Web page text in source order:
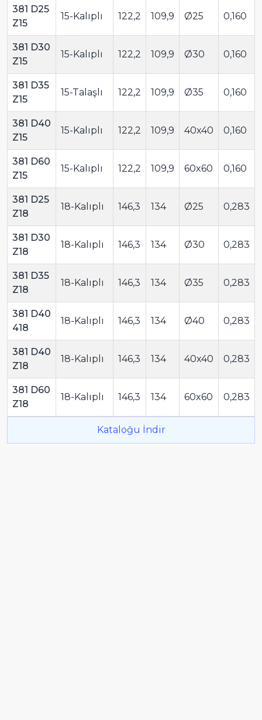
381 D25
Z15
15-Kalıplı 122,2 109,9 Ø25 0,160
381 D30
Z15
15-Kalıplı 122,2 109,9 Ø30 0,160
381 D35
Z15
15-Talaşlı 122,2 109,9 Ø35 0,160
381 D40
Z15
15-Kalıplı 122,2 109,9 40x40 0,160
381 D60
Z15
15-Kalıplı 122,2 109,9 60x60 0,160
381 D25
Z18
18-Kalıplı 146,3 134 Ø25 0,283
381 D30
Z18
18-Kalıplı 146,3 134 Ø30 0,283
381 D35
Z18
18-Kalıplı 146,3 134 Ø35 0,283
381 D40
418
18-Kalıplı 146,3 134 Ø40 0,283
381 D40
Z18
18-Kalıplı 146,3 134 40x40 0,283
381 D60
Z18
18-Kalıplı 146,3 134 60x60 0,283
Kataloğu İndir